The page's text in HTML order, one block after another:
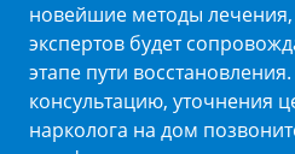
новейшие методы
экспертов будет
этапе пути
консультацию, уточнения
нарколога на дом